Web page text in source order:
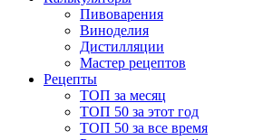
Пивоварения
Виноделия
Дистилляции
Мастер рецептов
Рецепты
ТОП за месяц
ТОП 50 за этот год
ТОП 50 за все время